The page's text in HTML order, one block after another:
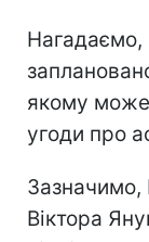
Нагадаємо,
якому може
угоди про
Зазначимо,
Віктора